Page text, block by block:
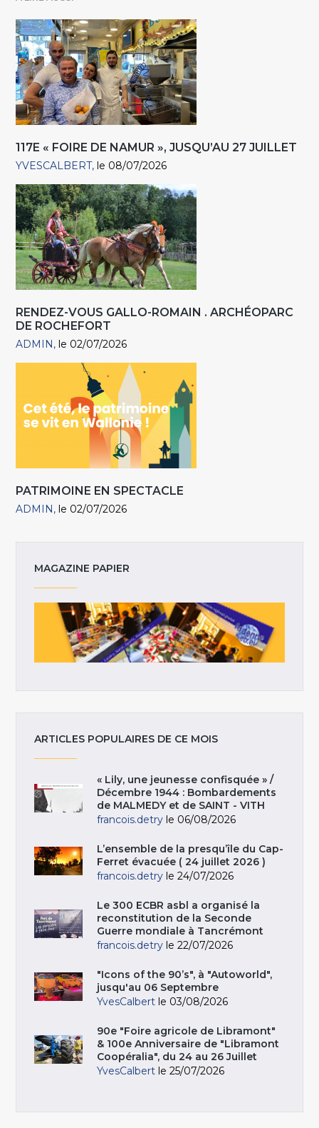
117E « FOIRE DE NAMUR », JUSQU’AU 27 JUILLET
YVESCALBERT le 08/07/2026
RENDEZ-VOUS GALLO-ROMAIN . ARCHÉOPARC
DE ROCHEFORT
ADMIN le 02/07/2026
PATRIMOINE EN SPECTACLE
ADMIN le 02/07/2026
MAGAZINE PAPIER
ARTICLES POPULAIRES DE CE MOIS
« Lily, une jeunesse confisquée » /
Décembre 1944 : Bombardements
de MALMEDY et de SAINT - VITH
francois.detry le 06/08/2026
L’ensemble de la presqu’île du Cap-
Ferret évacuée ( 24 juillet 2026 )
francois.detry le 24/07/2026
Le 300 ECBR asbl a organisé la
reconstitution de la Seconde
Guerre mondiale à Tancrémont
francois.detry le 22/07/2026
"Icons of the 90’s", à "Autoworld",
jusqu'au 06 Septembre
YvesCalbert le 03/08/2026
90e "Foire agricole de Libramont"
& 100e Anniversaire de "Libramont
Coopéralia", du 24 au 26 Juillet
YvesCalbert le 25/07/2026